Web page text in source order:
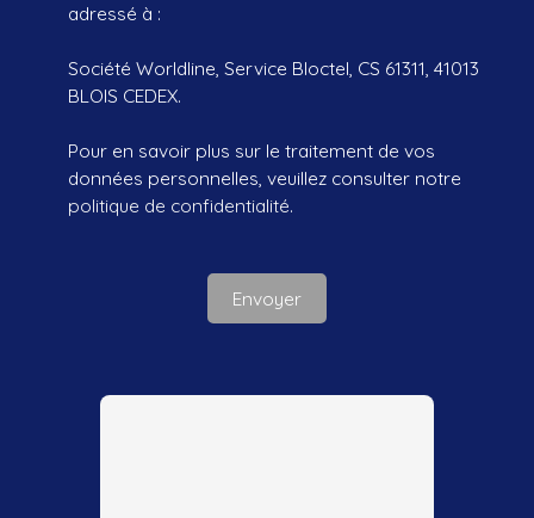
adressé à :
Société Worldline, Service Bloctel, CS 61311, 41013
BLOIS CEDEX.
Pour en savoir plus sur le traitement de vos
données personnelles, veuillez consulter notre
politique de confidentialité.
Envoyer